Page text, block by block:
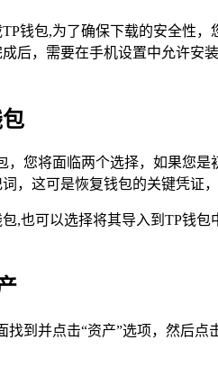
钱包,为了确保下载的安全性
后，需要在手机设置中允许安
，您将面临两个选择，如果您
，这可是恢复钱包的关键凭证
,也可以选择将其导入到TP钱
找到并点击“资产”选项，然后